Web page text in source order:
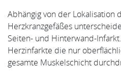
Abhängig von der Lokalisation
Herzkranzgefäßes
Seiten- und Hinterwand-
Herzinfarkte die nur
gesamte Muskelschicht